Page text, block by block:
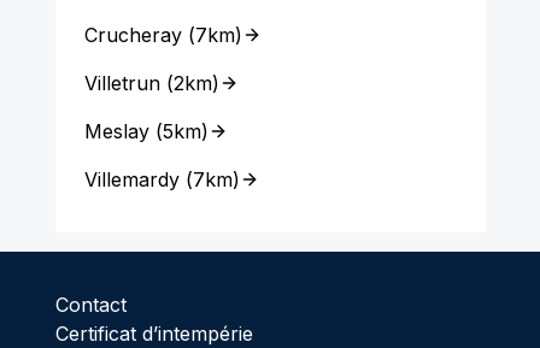
Crucheray(7km)
Villetrun(2km)
Meslay(5km)
Villemardy(7km)
Contact
Certificat d’intempérie